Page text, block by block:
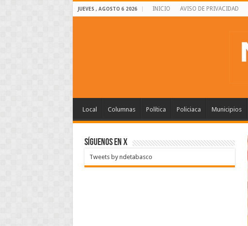
JUEVES , AGOSTO 6 2026 INICIO AVISO DE PRIVACIDAD
Local Columnas Política Policiaca Municipios
SÍGUENOS EN X
Tweets by ndetabasco